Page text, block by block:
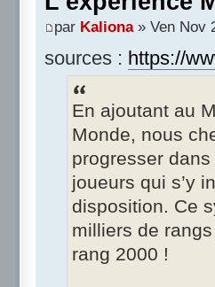
par Kaliona» Ven Nov
sources : https://
En ajoutant au
Monde, nous
progresser
joueurs qui s’y
disposition. Ce
milliers de
rang 2000 !